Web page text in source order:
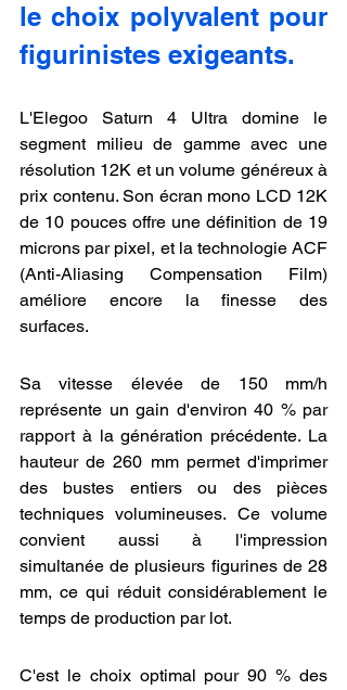
le choix polyvalent pour
figurinistes exigeants.
L'Elegoo Saturn 4 Ultra domine le
segment milieu de gamme avec une
résolution 12K et un volume généreux à
prix contenu. Son écran mono LCD 12K
de 10 pouces offre une définition de 19
microns par pixel, et la technologie ACF
(Anti-Aliasing Compensation Film)
améliore encore la finesse des
surfaces.
Sa vitesse élevée de 150 mm/h
représente un gain d'environ 40 % par
rapport à la génération précédente. La
hauteur de 260 mm permet d'imprimer
des bustes entiers ou des pièces
techniques volumineuses. Ce volume
convient aussi à l'impression
simultanée de plusieurs figurines de 28
mm, ce qui réduit considérablement le
temps de production par lot.
C'est le choix optimal pour 90 % des